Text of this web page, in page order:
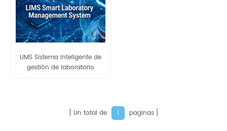
LIMS Sistema inteligente de
gestión de laboratorio
Un total de 1 paginas